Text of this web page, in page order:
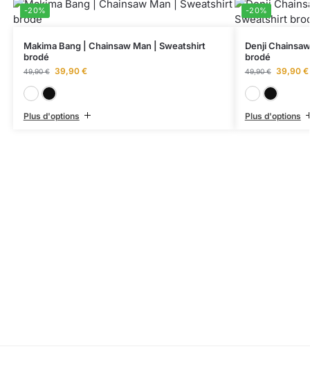
-20%
Makima Bang | Chainsaw Man | Sweatshirt
brodé
49,90€ 39,90 €
Plus d'options
-20%
Denji
brodé
49,90€ 39,90 €
Plus d'options